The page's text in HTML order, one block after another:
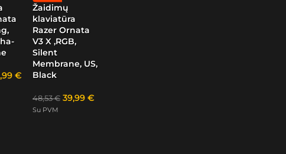
€
Žaidimų
klaviatūra
Razer Ornata
V3 X ,RGB,
Silent
Membrane, US,
Black
48,53€ 39,99 €
Su PVM